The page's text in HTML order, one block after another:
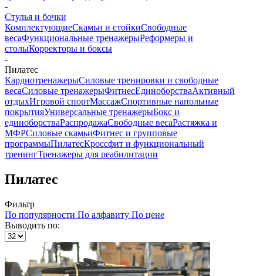
-
Стулья и бочки
КомплектующиеСкамьи и стойкиСвободные
весаФункциональные тренажерыРеформеры и
столыКорректоры и боксы
-
Пилатес
КардиотренажерыСиловые тренировки и свободные
весаСиловые тренажерыФитнесЕдиноборстваАктивный
отдыхИгровой спортМассажСпортивные напольные
покрытияУниверсальные тренажерыБокс и
единоборстваРаспродажаСвободные весаРастяжка и
МФРСиловые скамьиФитнес и групповые
программыПилатесКроссфит и функциональный
тренингТренажеры для реабилитации
Пилатес
Фильтр
По популярности По алфавиту По цене
Выводить по: